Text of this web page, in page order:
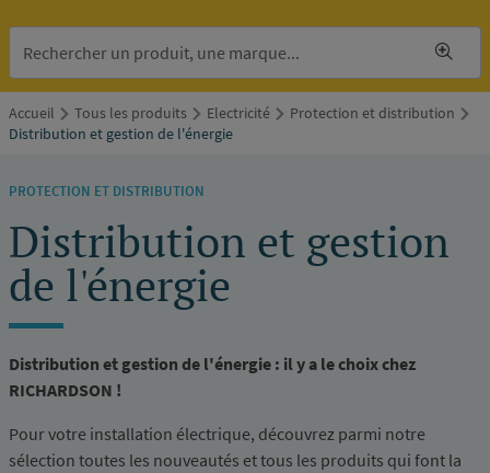
Accueil Tous les produits Electricité
Protection et distribution
Distribution et gestion de l'énergie
PROTECTION ET DISTRIBUTION
Distribution et gestion
de l'énergie
Distribution et gestion de l'énergie : il y a le choix chez
RICHARDSON !
Pour votre installation électrique, découvrez parmi notre
sélection toutes les nouveautés et tous les produits qui font la